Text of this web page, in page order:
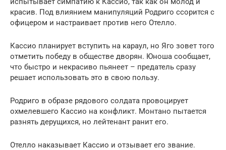
красив. Под влиянием манипуляций Родриго ссорится с
офицером и настраивает против него Отелло.
Кассио планирует вступить на караул, но Яго зовет того
отметить победу в обществе дворян. Юноша сообщает,
что быстро и некрасиво пьянеет – предатель сразу
решает использовать это в свою пользу.
Родриго в образе рядового солдата провоцирует
охмелевшего Кассио на конфликт. Монтано пытается
разнять дерущихся, но лейтенант ранит его.
Отелло наказывает Кассио и отзывает его звание.